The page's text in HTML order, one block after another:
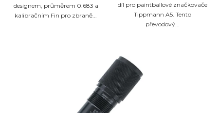
designem, průměrem 0.683 a
kalibračním Fin pro zbraně...
díl pro paintballové značkovače
Tippmann A5. Tento
převodový...